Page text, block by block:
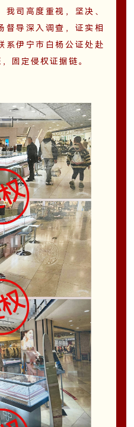
我司高度重视，坚决、
督导深入调查，证实相
系伊宁市白杨公证处赴
固定侵权证据链。